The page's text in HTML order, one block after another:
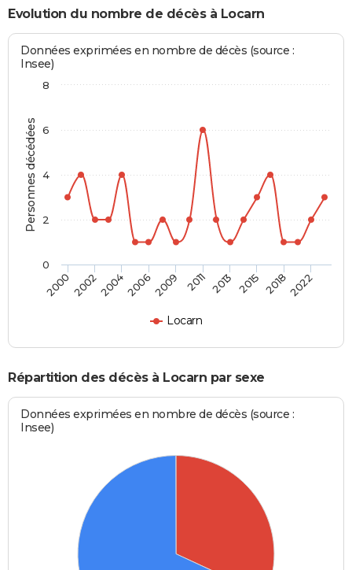
Evolution du nombre de décès à Locarn
Personnes décédées
Données exprimées en nombre de décès (source :
Insee)
Locarn
20002002200420062009 2011 2013 2015 20182022
0
2
4
6
8
Répartition des décès à Locarn par sexe
Données exprimées en nombre de décès (source :
Insee)